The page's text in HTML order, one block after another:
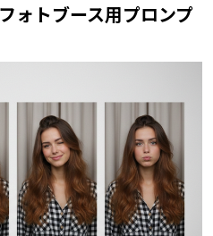
ォトブース用プロンプ